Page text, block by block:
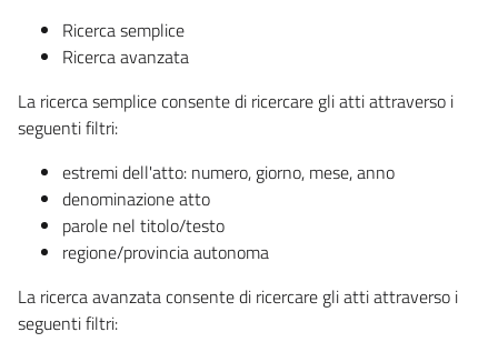
Ricerca semplice
Ricerca avanzata
La ricerca semplice consente di ricercare gli atti attraverso i
seguenti filtri:
estremi dell'atto: numero, giorno, mese, anno
denominazione atto
parole nel titolo/testo
regione/provincia autonoma
La ricerca avanzata consente di ricercare gli atti attraverso i
seguenti filtri: